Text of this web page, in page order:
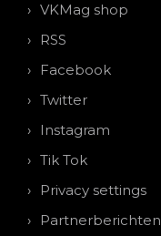
VKMag shop
RSS
Facebook
Twitter
Instagram
Tik Tok
Privacy settings
Partnerberichten